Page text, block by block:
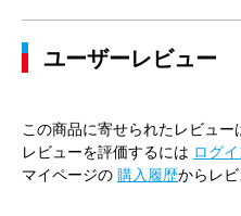
ユーザーレビュー
この商品に寄せられたレビュー
レビューを評価するには ログ
マイページの 購入履歴からレビ